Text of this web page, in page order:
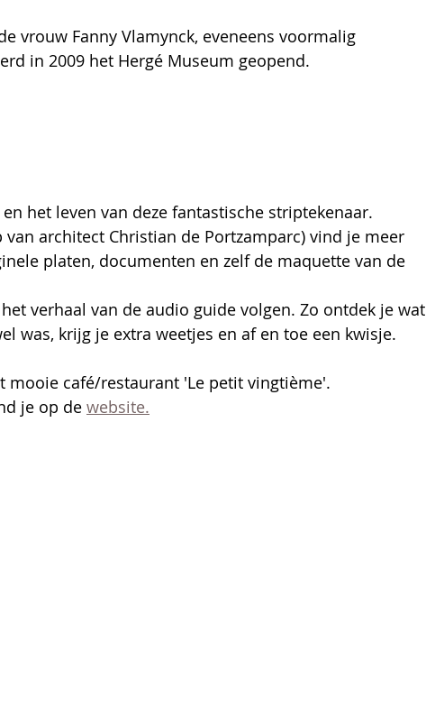
vrouw Fanny Vlamynck, eveneens voormalig
in 2009 het Hergé Museum geopend.
het leven van deze fantastische striptekenaar.
architect Christian de Portzamparc) vind je meer
platen, documenten en zelf de maquette van de
verhaal van de audio guide volgen. Zo ontdek je wat
was, krijg je extra weetjes en af en toe een kwisje.
mooie café/restaurant 'Le petit vingtième'.
je op de website.